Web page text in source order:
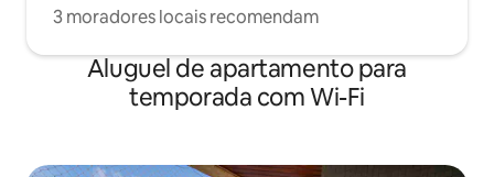
3 moradores locais recomendam
Aluguel de apartamento para
temporada com Wi-Fi